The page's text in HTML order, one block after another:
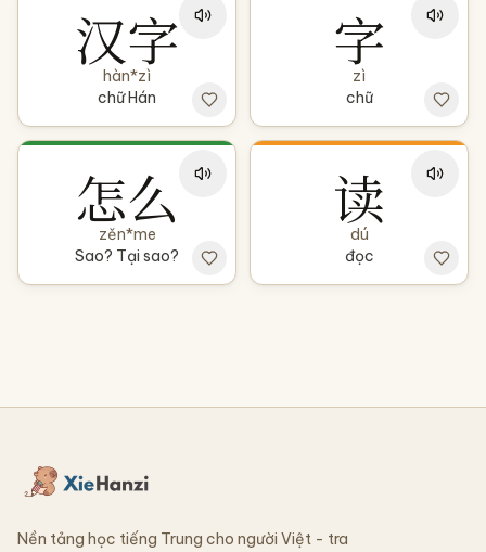
汉字
hàn*zì
chữ Hán
字
zì
chữ
怎么
zěn*me
Sao? Tại sao?
读
dú
đọc
Nền tảng học tiếng Trung cho người Việt - tra